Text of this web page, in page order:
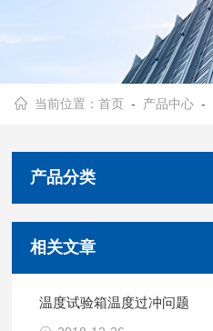
当前位置：首页 - 产品中心 -
产品分类
相关文章
温度试验箱温度过冲问题